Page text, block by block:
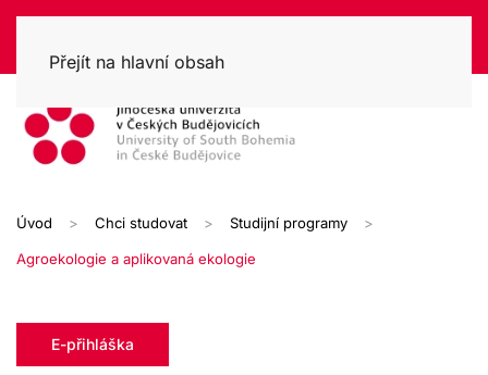
Přejít na hlavní obsah
Úvod Chci studovat Studijní programy
Agroekologie a aplikovaná ekologie
E-přihláška